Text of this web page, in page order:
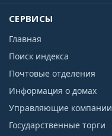
СЕРВИСЫ
Главная
Поиск индекса
Почтовые отделения
Информация о домах
Управляющие компании
Государственные торги